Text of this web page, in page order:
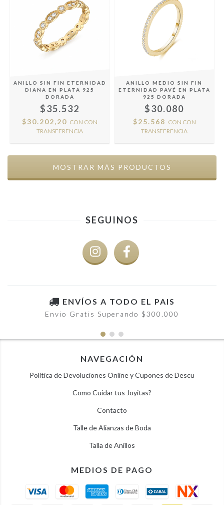
ANILLO SIN FIN ETERNIDAD
DIANA EN PLATA 925
DORADA
$35.532
$30.202,20 CON CON
TRANSFERENCIA
ANILLO MEDIO SIN FIN
ETERNIDAD PAVÉ EN PLATA
925 DORADA
$30.080
$25.568 CON CON
TRANSFERENCIA
MOSTRAR MÁS PRODUCTOS
SEGUINOS
ENVÍOS A TODO EL PAIS
Envio Gratis Superando $300.000
NAVEGACIÓN
Politica de Devoluciones Online y Cupones de Descu
Como Cuidar tus Joyitas?
Contacto
Talle de Alianzas de Boda
Talla de Anillos
MEDIOS DE PAGO